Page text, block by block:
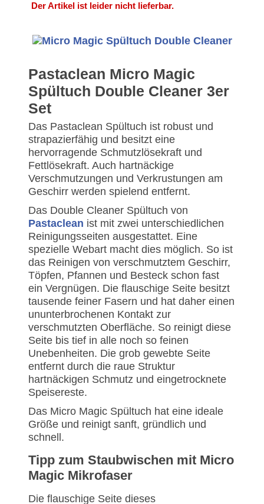
Der Artikel ist leider nicht lieferbar.
Pastaclean Micro Magic
Spültuch Double Cleaner 3er
Set
Das Pastaclean Spültuch ist robust und
strapazierfähig und besitzt eine
hervorragende Schmutzlösekraft und
Fettlösekraft. Auch hartnäckige
Verschmutzungen und Verkrustungen am
Geschirr werden spielend entfernt.
Das Double Cleaner Spültuch von
Pastaclean ist mit zwei unterschiedlichen
Reinigungsseiten ausgestattet. Eine
spezielle Webart macht dies möglich. So ist
das Reinigen von verschmutztem Geschirr,
Töpfen, Pfannen und Besteck schon fast
ein Vergnügen. Die flauschige Seite besitzt
tausende feiner Fasern und hat daher einen
ununterbrochenen Kontakt zur
verschmutzten Oberfläche. So reinigt diese
Seite bis tief in alle noch so feinen
Unebenheiten. Die grob gewebte Seite
entfernt durch die raue Struktur
hartnäckigen Schmutz und eingetrocknete
Speisereste.
Das Micro Magic Spültuch hat eine ideale
Größe und reinigt sanft, gründlich und
schnell.
Tipp zum Staubwischen mit Micro
Magic Mikrofaser
Die flauschige Seite dieses